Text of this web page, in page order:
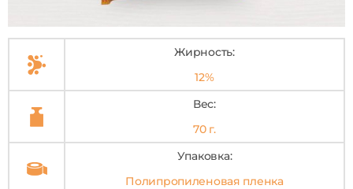
Жирность:
12%
Вес:
70 г.
Упаковка:
Полипропиленовая пленка